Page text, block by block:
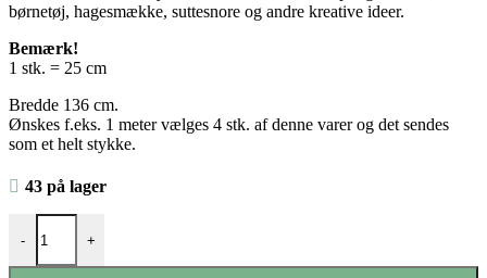
var:
børnetøj, hagesmække, suttesnore og andre kreative ideer.
Bemærk!
1 stk. = 25 cm
Bredde 136 cm.
Ønskes f.eks. 1 meter vælges 4 stk. af denne varer og det sendes
som et helt stykke.
43 på lager
-
--Liberty stof - Painted travel antal
+